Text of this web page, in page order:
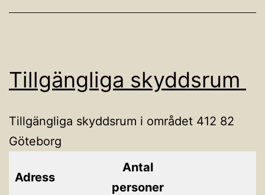
Tillgängliga skyddsrum
Tillgängliga skyddsrum i området 412 82
Göteborg
Adress
Antal
personer